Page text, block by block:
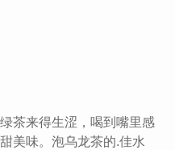
茶来得生涩，喝到嘴里感
美味。泡乌龙茶的.佳水